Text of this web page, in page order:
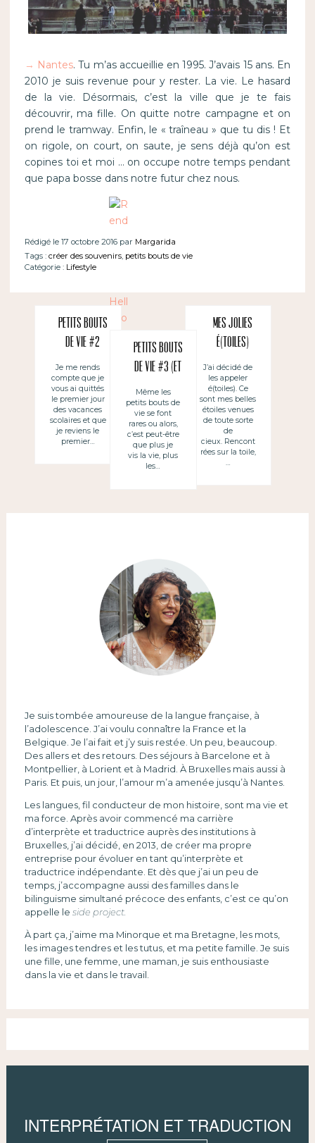
→ Nantes. Tu m’as accueillie en 1995. J’avais 15 ans. En
2010 je suis revenue pour y rester. La vie. Le hasard
de la vie. Désormais, c’est la ville que je te fais
découvrir, ma fille. On quitte notre campagne et on
prend le tramway. Enfin, le « traîneau » que tu dis ! Et
on rigole, on court, on saute, je sens déjà qu’on est
copines toi et moi … on occupe notre temps pendant
que papa bosse dans notre futur chez nous.
Rédigé le 17 octobre 2016 par Margarida
Tags : créer des souvenirs, petits bouts de vie
Catégorie : Lifestyle
Petits bouts
de vie #2
Je me rends
compte que je
vous ai quittés
le premier jour
des vacances
scolaires et que
je reviens le
premier…
Petits bouts
de vie #3 (et
des bla bla)
Même les
petits bouts de
vie se font
rares ou alors,
c’est peut-être
que plus je
vis la vie, plus
les…
Mes jolies
é(toiles)
J’ai décidé de
les appeler
é(toiles). Ce
sont mes belles
étoiles venues
de toute sorte
de
cieux. Rencont
rées sur la toile,
…
Je suis tombée amoureuse de la langue française, à
l’adolescence. J’ai voulu connaître la France et la
Belgique. Je l’ai fait et j’y suis restée. Un peu, beaucoup.
Des allers et des retours. Des séjours à Barcelone et à
Montpellier, à Lorient et à Madrid. À Bruxelles mais aussi à
Paris. Et puis, un jour, l’amour m’a amenée jusqu’à Nantes.
Les langues, fil conducteur de mon histoire, sont ma vie et
ma force. Après avoir commencé ma carrière
d’interprète et traductrice auprès des institutions à
Bruxelles, j’ai décidé, en 2013, de créer ma propre
entreprise pour évoluer en tant qu’interprète et
traductrice indépendante. Et dès que j’ai un peu de
temps, j’accompagne aussi des familles dans le
bilinguisme simultané précoce des enfants, c’est ce qu’on
appelle le side project.
À part ça, j’aime ma Minorque et ma Bretagne, les mots,
les images tendres et les tutus, et ma petite famille. Je suis
une fille, une femme, une maman, je suis enthousiaste
dans la vie et dans le travail.
INTERPRÉTATION ET TRADUCTION